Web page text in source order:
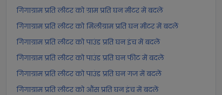
गिगाग्राम प्रति लीटर को ग्राम प्रति घन मीटर में बदलें
गिगाग्राम प्रति लीटर को मिलीग्राम प्रति घन मीटर में बदलें
गिगाग्राम प्रति लीटर को पाउंड प्रति घन इंच में बदलें
गिगाग्राम प्रति लीटर को पाउंड प्रति घन फीट में बदलें
गिगाग्राम प्रति लीटर को पाउंड प्रति घन गज में बदलें
गिगाग्राम प्रति लीटर को औंस प्रति घन इंच में बदलें